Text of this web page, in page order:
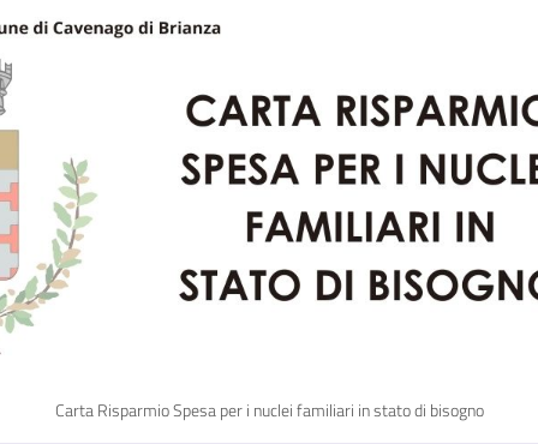
Carta Risparmio Spesa per i nuclei familiari in stato di bisogno